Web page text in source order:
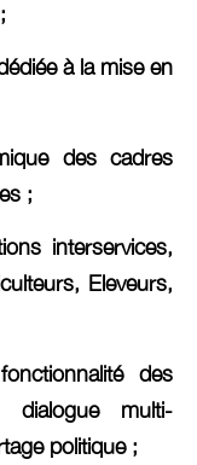
à la mise en
des cadres
;
interservices,
Eleveurs,
des
dialogue multi-
politique ;